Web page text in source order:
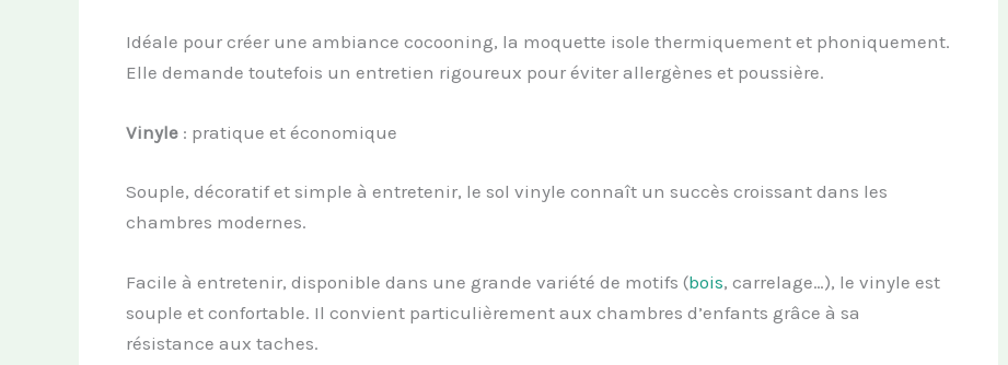
Idéale pour créer une ambiance cocooning, la moquette isole thermiquement et phoniquement.
Elle demande toutefois un entretien rigoureux pour éviter allergènes et poussière.
Vinyle: pratique et économique
Souple, décoratif et simple à entretenir, le sol vinyle connaît un succès croissant dans les
chambres modernes.
Facile à entretenir, disponible dans une grande variété de motifs (bois, carrelage…), le vinyle est
souple et confortable. Il convient particulièrement aux chambres d’enfants grâce à sa
résistance aux taches.